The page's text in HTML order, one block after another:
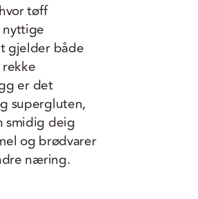
tøff
gjelder både
er det
supergluten,
smidig deig
og brødvarer
næring.